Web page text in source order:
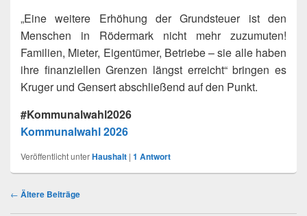
„Eine weitere Erhöhung der Grundsteuer ist den
Menschen in Rödermark nicht mehr zuzumuten!
Familien, Mieter, Eigentümer, Betriebe – sie alle haben
ihre finanziellen Grenzen längst erreicht“ bringen es
Kruger und Gensert abschließend auf den Punkt.
#Kommunalwahl2026
Kommunalwahl 2026
Veröffentlicht unterHaushalt | 1 Antwort
Beitragsnavigation
← Ältere Beiträge